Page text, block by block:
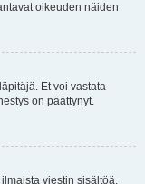
oikeuden näiden
Et voi vastata
on päättynyt.
viestin sisältöä.